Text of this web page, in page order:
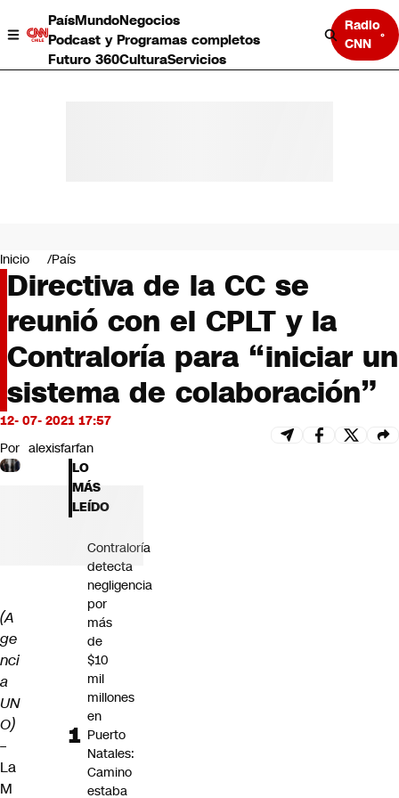
PaísMundoNegocios
Podcast y Programas completos
Futuro 360CulturaServicios
Radio
CNN
Negocios
Deportes
Programas completos
Cultura
Servicios
Bits
CNN tiempo
Futuro 360
Inicio País
Directiva de la CC se
reunió con el CPLT y la
Contraloría para “iniciar un
sistema de colaboración”
12- 07- 2021 17:57
Por alexisfarfan
(A
ge
nci
a
UN
O)
–
La
M
LO
MÁS
LEÍDO
Contraloría
detecta
negligencia
por
más
de
$10
mil
millones
en
Puerto
Natales:
Camino
estaba